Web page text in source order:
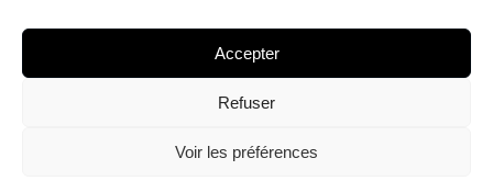
Accepter
Refuser
Voir les préférences
Français Deutsch(Allemand